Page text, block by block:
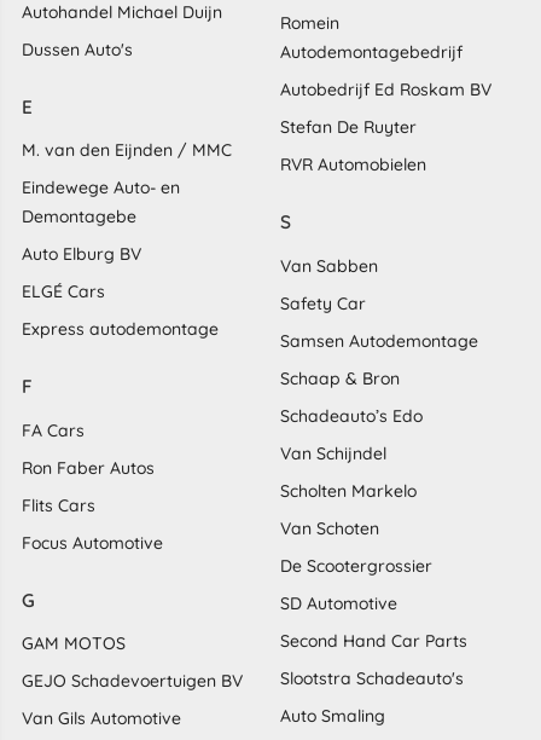
Autohandel Michael Duijn
Dussen Auto's
E
M. van den Eijnden / MMC
Eindewege Auto- en
Demontagebe
Auto Elburg BV
ELGÉ Cars
Express autodemontage
F
FA Cars
Ron Faber Autos
Flits Cars
Focus Automotive
G
GAM MOTOS
GEJO Schadevoertuigen BV
Van Gils Automotive
Romein
Autodemontagebedrijf
Autobedrijf Ed Roskam BV
Stefan De Ruyter
RVR Automobielen
S
Van Sabben
Safety Car
Samsen Autodemontage
Schaap & Bron
Schadeauto’s Edo
Van Schijndel
Scholten Markelo
Van Schoten
De Scootergrossier
SD Automotive
Second Hand Car Parts
Slootstra Schadeauto's
Auto Smaling